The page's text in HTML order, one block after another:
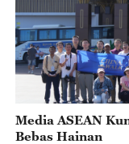
Media ASEAN
Bebas Hainan